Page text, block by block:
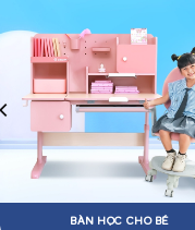
BÀN HỌC CHO BÉ